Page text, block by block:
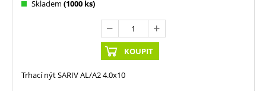
Skladem (1000 ks)
KOUPIT
Trhací nýt SARIV AL/A2 4.0x10